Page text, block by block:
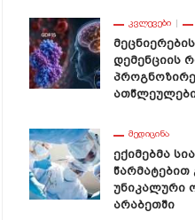
ᲙᲕᲚᲔᲕᲔᲑᲘ
Დემენციის
ᲛᲔᲓᲘᲪᲘᲜᲐ
Ექიმებმა
Წარმატებით
Უნიკალური
Არაბეთში